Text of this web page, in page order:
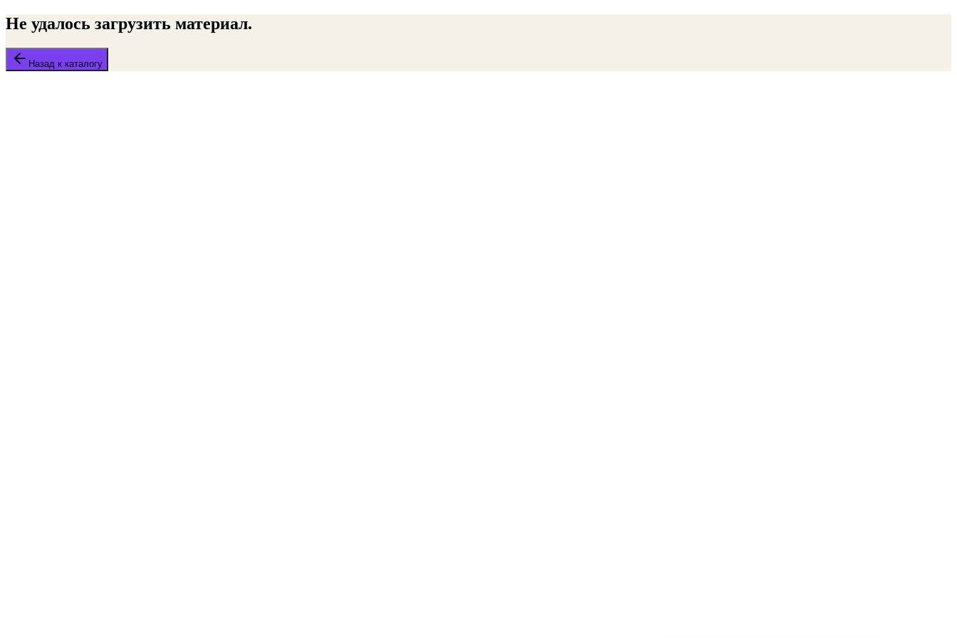
Не удалось загрузить материал.
Назад к каталогу